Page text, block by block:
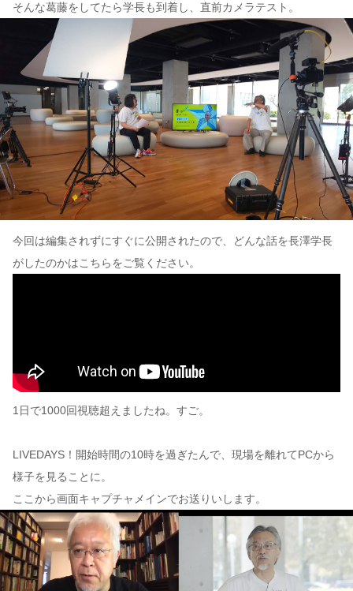
そんな葛藤をしてたら学長も到着し、直前カメラテスト。
今回は編集されずにすぐに公開されたので、どんな話を長澤学長
がしたのかはこちらをご覧ください。
1日で1000回視聴超えましたね。すご。
LIVEDAYS！開始時間の10時を過ぎたんで、現場を離れてPCから
様子を見ることに。
ここから画面キャプチャメインでお送りいします。